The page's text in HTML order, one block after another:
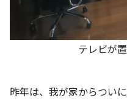
テレビが
昨年は、我が家からつい